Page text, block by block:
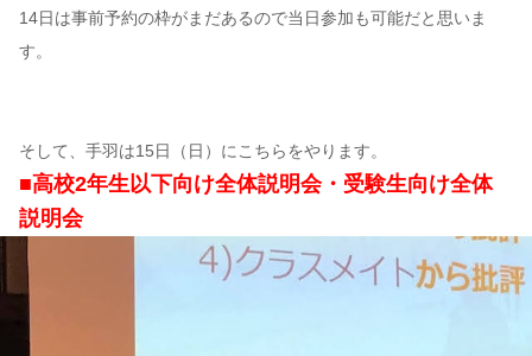
14日は事前予約の枠がまだあるので当日参加も可能だと思いま
す。
そして、手羽は15日（日）にこちらをやります。
■高校2年生以下向け全体説明会・受験生向け全体
説明会